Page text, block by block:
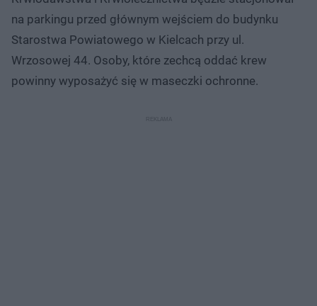
na parkingu przed głównym wejściem do budynku
Starostwa Powiatowego w Kielcach przy ul.
Wrzosowej 44. Osoby, które zechcą oddać krew
powinny wyposażyć się w maseczki ochronne.